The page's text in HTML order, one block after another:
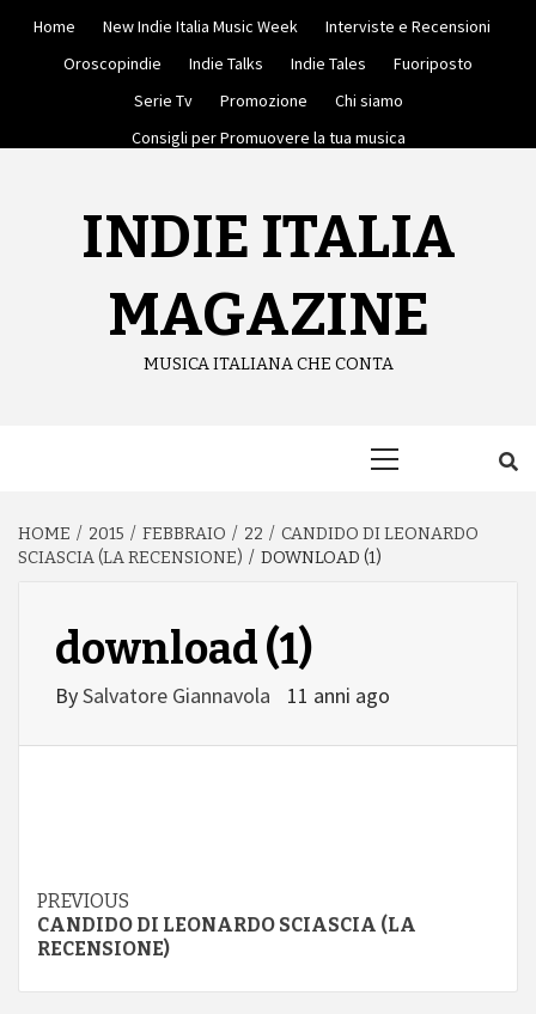
content
Home New Indie Italia Music Week
Interviste e Recensioni
Oroscopindie
Indie Talks Indie Tales
Fuoriposto
Serie Tv
Promozione
Chi siamo
Consigli per Promuovere la tua musica
INDIE ITALIA
MAGAZINE
MUSICA ITALIANA CHE CONTA
HOME 2015 FEBBRAIO 22
CANDIDO DI LEONARDO
SCIASCIA (LA RECENSIONE)
DOWNLOAD (1)
download (1)
BySalvatore Giannavola 11 anni ago
Continue
Reading
PREVIOUS
CANDIDO DI LEONARDO SCIASCIA (LA
RECENSIONE)